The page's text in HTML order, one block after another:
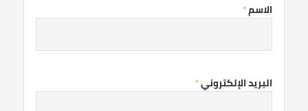
الاسم*
البريد الإلكتروني*